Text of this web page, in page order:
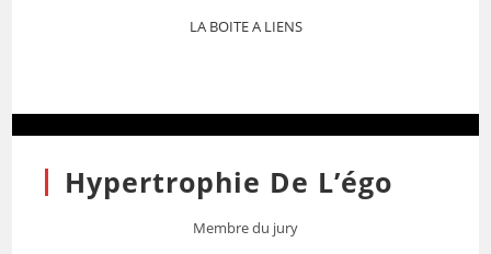
LA BOITE A LIENS
Hypertrophie De L’égo
Membre du jury